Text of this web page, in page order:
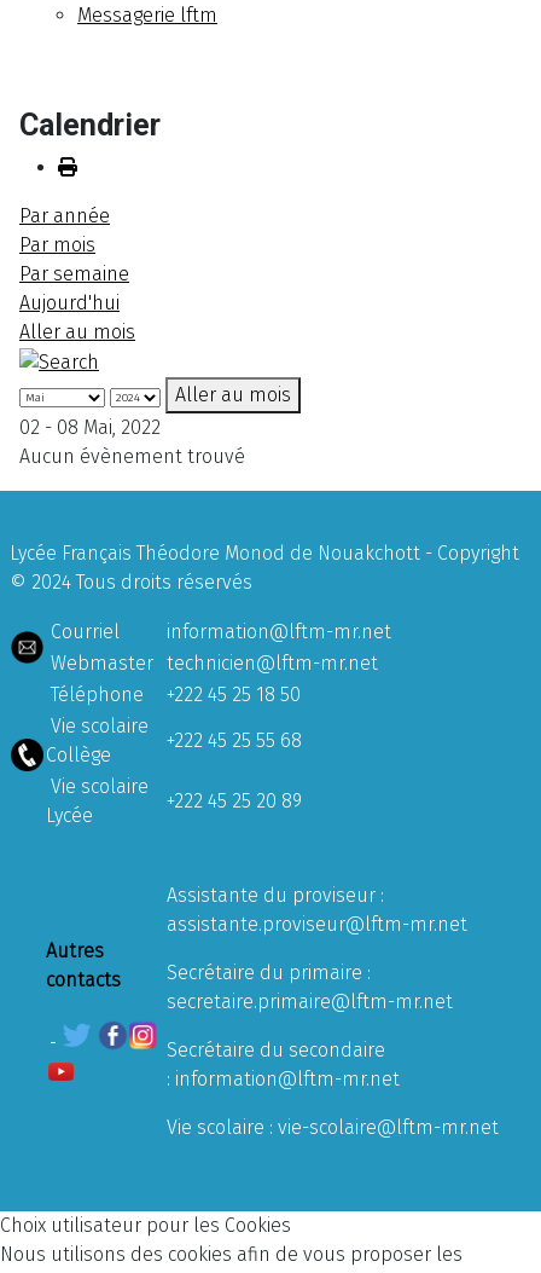
Messagerie lftm
Calendrier
Par année
Par mois
Par semaine
Aujourd'hui
Aller au mois
Aller au mois
02 - 08 Mai, 2022
Aucun évènement trouvé
Lycée Français Théodore Monod de Nouakchott - Copyright
© 2024 Tous droits réservés
Courriel
information@lftm-mr.net
Webmaster technicien@lftm-mr.net
Téléphone
+222 45 25 18 50
Vie scolaire
Collège
+222 45 25 55 68
Vie scolaire
Lycée
+222 45 25 20 89
Autres
contacts
Assistante du proviseur :
assistante.proviseur@lftm-mr.net
Secrétaire du primaire :
secretaire.primaire@lftm-mr.net
Secrétaire du secondaire
: information@lftm-mr.net
Vie scolaire : vie-scolaire@lftm-mr.net
Choix utilisateur pour les Cookies
Nous utilisons des cookies afin de vous proposer les